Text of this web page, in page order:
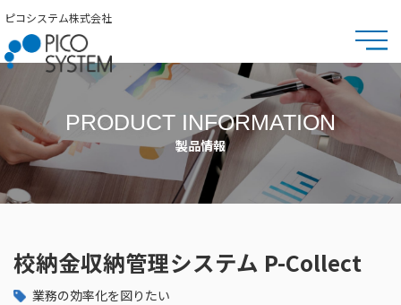
ピコシステム株式会社
PRODUCT INFORMATION
製品情報
校納金収納管理システム P-Collect
業務の効率化を図りたい